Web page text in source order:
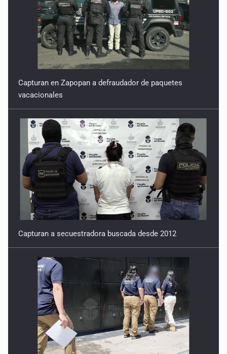
Capturan en Zapopan a defraudador de paquetes
vacacionales
Capturan a secuestradora buscada desde 2012